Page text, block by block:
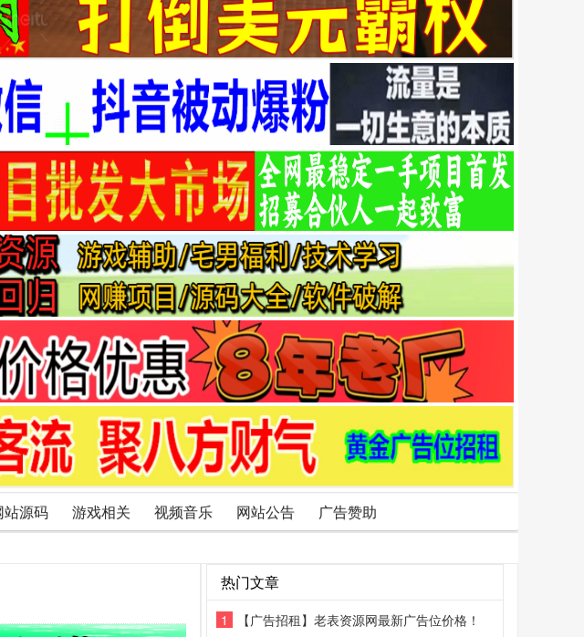
站源码 游戏相关 视频音乐 网站公告 广告赞助
热门文章
1
【广告招租】老表资源网最新广告位价格！